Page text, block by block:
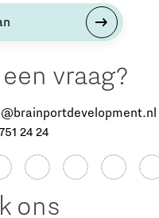
vraag?
24 24
ons